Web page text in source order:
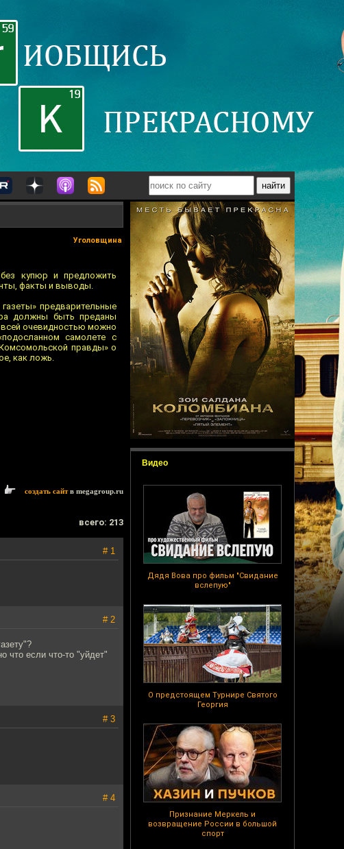
Видео
Дядя Вова про фильм "Свидание
вслепую"
О предстоящем Турнире Святого
Георгия
Признание Меркель и
возвращение России в большой
спорт
Уголовщина
купюр и предложить
факты и выводы.
предварительные
должны быть преданы
всей очевидностью можно
самолете с
правды» о
как ложь.
создать сайтв megagroup.ru
всего: 213
# 1
# 2
что если что-то "уйдет"
# 3
# 4